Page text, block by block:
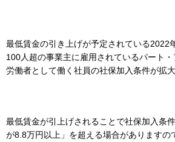
最低賃金の引き上げが予定されている2022
100人超の事業主に雇用されているパート
労働者として働く社員の社保加入条件が拡大
最低賃金が引上げされることで社保加入条
が8.8万円以上」を超える場合がありますの